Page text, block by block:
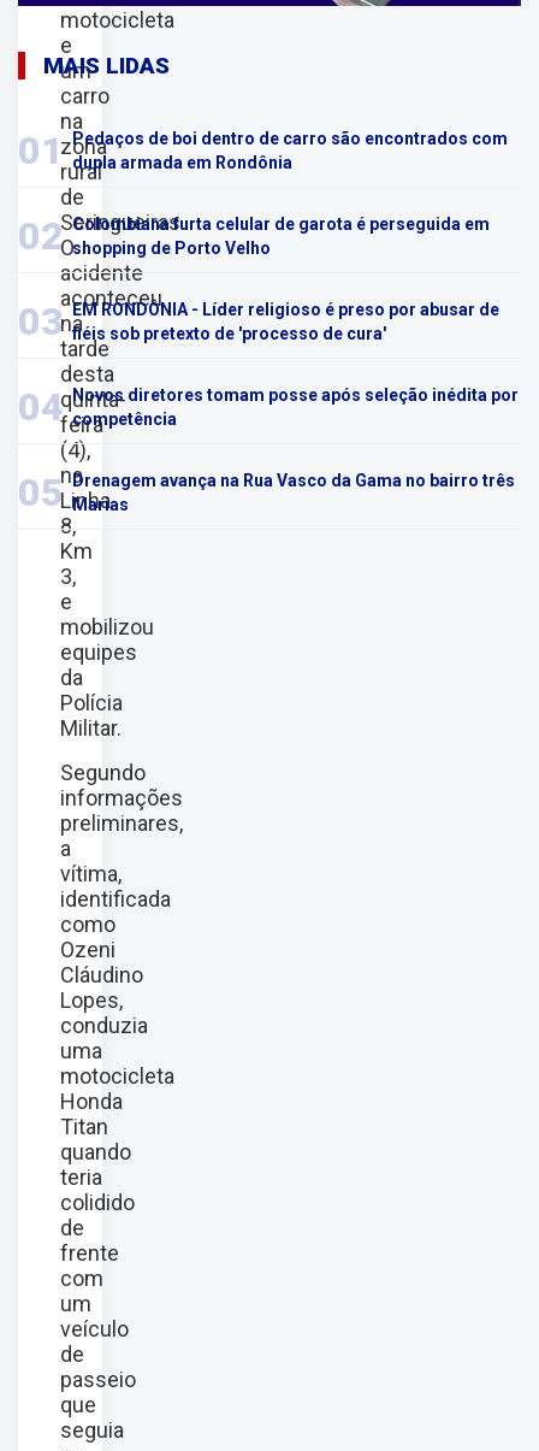
motocicleta
e
um
carro
na
zona
rural
de
Seringueiras.
O
acidente
aconteceu
na
tarde
desta
quinta-
feira
(4),
na
Linha
8,
Km
3,
e
mobilizou
equipes
da
Polícia
Militar.
Segundo
informações
preliminares,
a
vítima,
identificada
como
Ozeni
Cláudino
Lopes,
conduzia
uma
motocicleta
Honda
Titan
quando
teria
colidido
de
frente
com
um
veículo
de
passeio
que
seguia
MAIS LIDAS
01
Pedaços de boi dentro de carro são encontrados com
dupla armada em Rondônia
02 Colombiana furta celular de garota é perseguida em
shopping de Porto Velho
03 EM RONDÔNIA - Líder religioso é preso por abusar de
fiéis sob pretexto de 'processo de cura'
04
Novos diretores tomam posse após seleção inédita por
competência
05
Drenagem avança na Rua Vasco da Gama no bairro três
Marias